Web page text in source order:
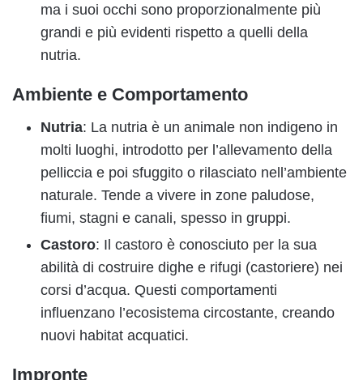
ma i suoi occhi sono proporzionalmente più
grandi e più evidenti rispetto a quelli della
nutria.
Ambiente e Comportamento
Nutria: La nutria è un animale non indigeno in
molti luoghi, introdotto per l’allevamento della
pelliccia e poi sfuggito o rilasciato nell’ambiente
naturale. Tende a vivere in zone paludose,
fiumi, stagni e canali, spesso in gruppi.
Castoro: Il castoro è conosciuto per la sua
abilità di costruire dighe e rifugi (castoriere) nei
corsi d’acqua. Questi comportamenti
influenzano l’ecosistema circostante, creando
nuovi habitat acquatici.
Impronte